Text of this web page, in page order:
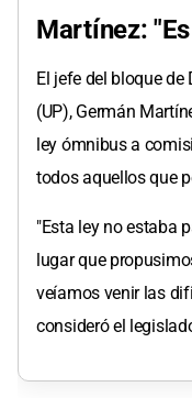
Martínez:
El jefe del bloque
(UP), Germán
ley ómnibus a
todos aquellos que
"Esta ley no estaba
lugar que
veíamos venir las
consideró el